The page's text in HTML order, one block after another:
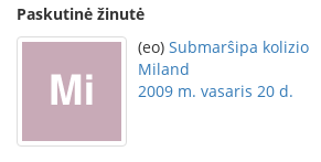
Paskutinė žinutė
(eo) Submarŝipa kolizio
Miland
2009 m. vasaris 20 d.